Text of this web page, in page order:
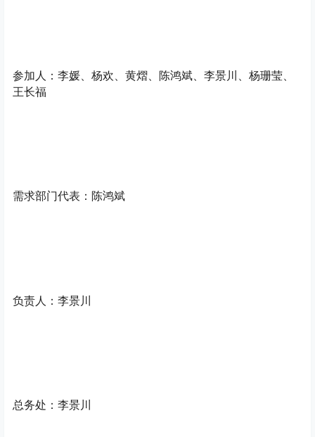
参加人：李媛、杨欢、黄熠、陈鸿斌、李景川、杨珊莹、
王长福
需求部门代表：陈鸿斌
负责人：李景川
总务处：李景川